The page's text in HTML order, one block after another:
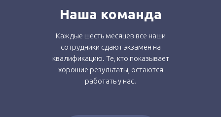
Наша команда
Каждые шесть месяцев все наши
сотрудники сдают экзамен на
квалификацию. Те, кто показывает
хорошие результаты, остаются
работать у нас.